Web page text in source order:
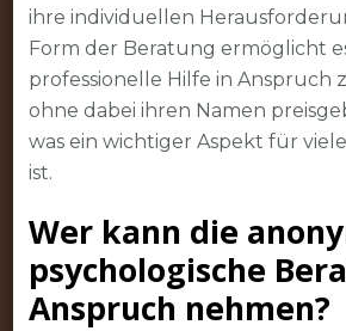
ihre individuellen
Form der Beratung ermöglicht
professionelle Hilfe in Anspruch
ohne dabei ihren Namen
was ein wichtiger Aspekt für
ist.
Wer kann die
psychologische
Anspruch nehmen?